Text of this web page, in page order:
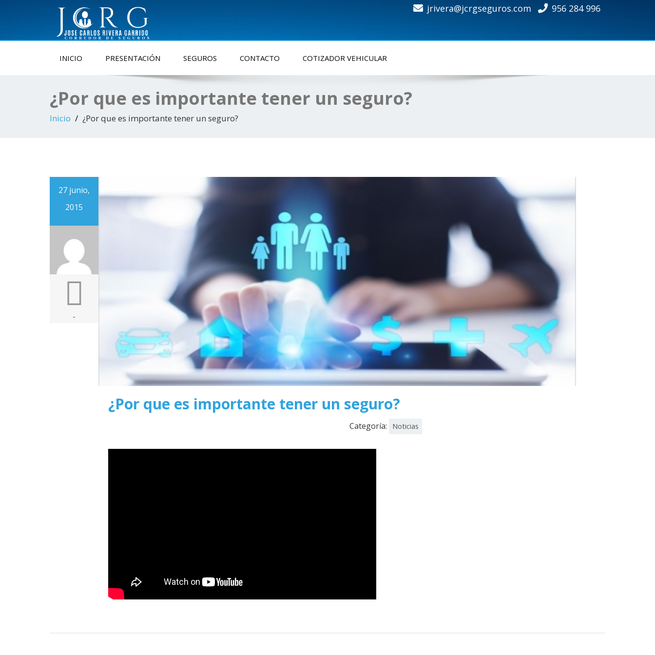
jrivera@jcrgseguros.com 956 284 996
INICIO PRESENTACIÓN SEGUROS CONTACTO COTIZADOR VEHICULAR
¿Por que es importante tener un seguro?
Inicio ¿Por que es importante tener un seguro?
27 junio,
2015
-
¿Por que es importante tener un seguro?
Categoría: Noticias